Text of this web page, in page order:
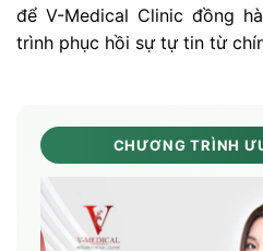
để V-Medical Clinic đồng
trình phục hồi sự tự tin từ
CHƯƠNG TRÌNH